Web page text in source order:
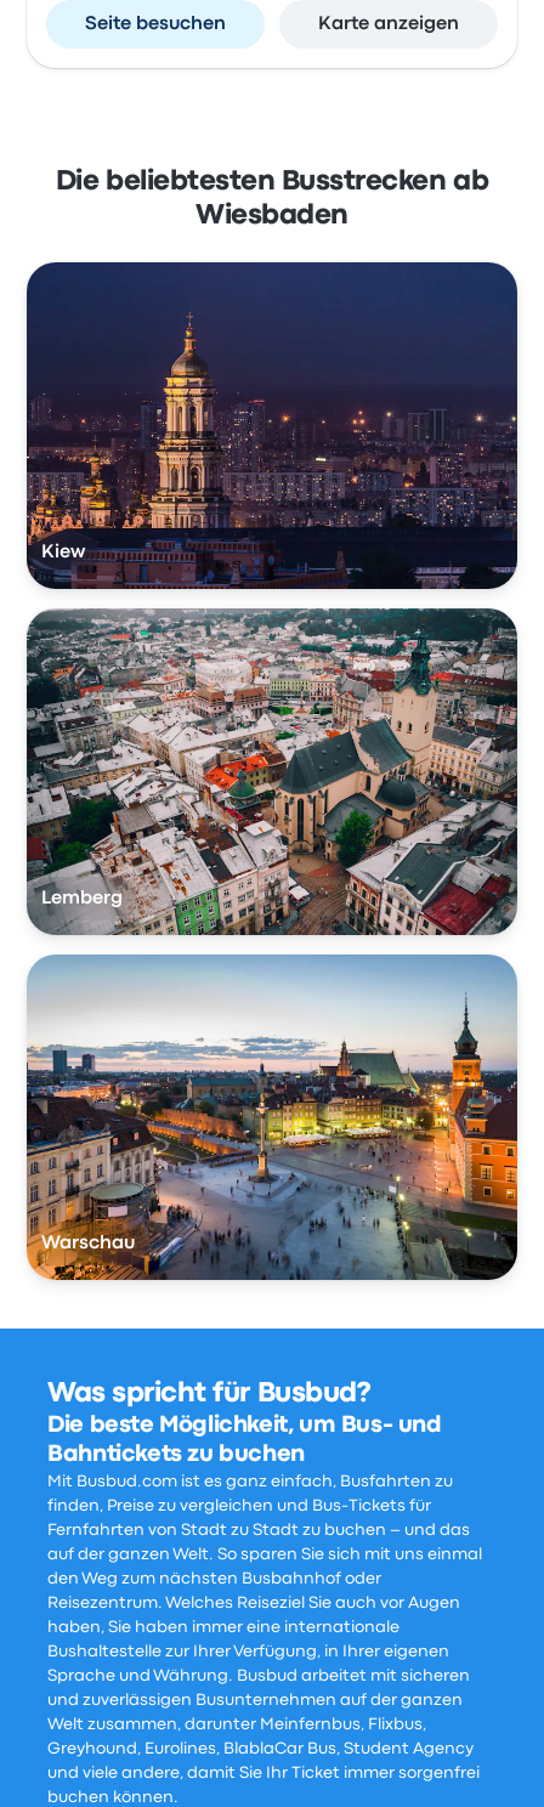
Seite besuchen Karte anzeigen
Die beliebtesten Busstrecken ab
Wiesbaden
Kiew
Lemberg
Warschau
Was spricht für Busbud?
Die beste Möglichkeit, um Bus- und
Bahntickets zu buchen
Mit Busbud.com ist es ganz einfach, Busfahrten zu
finden, Preise zu vergleichen und Bus-Tickets für
Fernfahrten von Stadt zu Stadt zu buchen – und das
auf der ganzen Welt. So sparen Sie sich mit uns einmal
den Weg zum nächsten Busbahnhof oder
Reisezentrum. Welches Reiseziel Sie auch vor Augen
haben, Sie haben immer eine internationale
Bushaltestelle zur Ihrer Verfügung, in Ihrer eigenen
Sprache und Währung. Busbud arbeitet mit sicheren
und zuverlässigen Busunternehmen auf der ganzen
Welt zusammen, darunter Meinfernbus, Flixbus,
Greyhound, Eurolines, BlablaCar Bus, Student Agency
und viele andere, damit Sie Ihr Ticket immer sorgenfrei
buchen können.